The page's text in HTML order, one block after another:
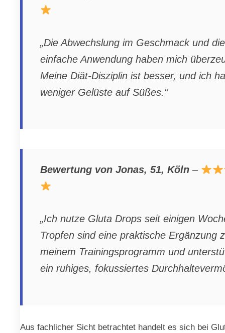
„Die Abwechslung im Geschmack und die
einfache Anwendung haben mich
Meine Diät-Disziplin ist besser, und ich
weniger Gelüste auf Süßes.“
Bewertung von Jonas, 51, Köln –
„Ich nutze Gluta Drops seit einigen
Tropfen sind eine praktische Ergänzung
meinem Trainingsprogramm und
ein ruhiges, fokussiertes
Aus fachlicher Sicht betrachtet handelt es sich bei